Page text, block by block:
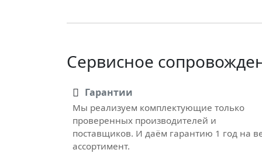
Сервисное
Гарантии
Мы реализуем комплектующие только
проверенных производителей и
поставщиков. И даём гарантию 1 год на
ассортимент.